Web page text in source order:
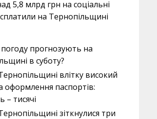
5,8 млрд грн на соціальні
сплатили на Тернопільщині
прогнозують на
в суботу?
влітку високий
оформлення паспортів:
– тисячі
зіткнулися три